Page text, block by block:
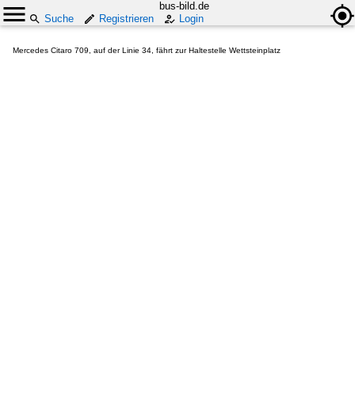
bus-bild.de
Suche
Registrieren Login
Mercedes Citaro 709, auf der Linie 34, fährt zur Haltestelle Wettsteinplatz